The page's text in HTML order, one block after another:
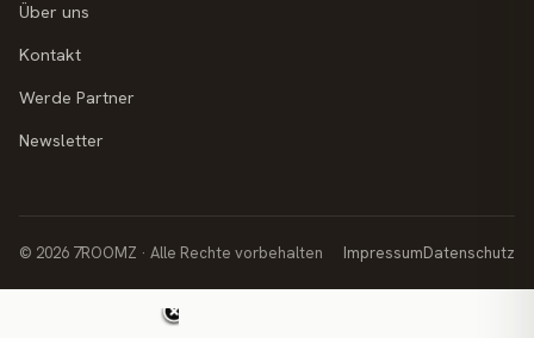
Über uns
Kontakt
Werde Partner
Newsletter
© 2026 7ROOMZ · Alle Rechte vorbehalten ImpressumDatenschutz